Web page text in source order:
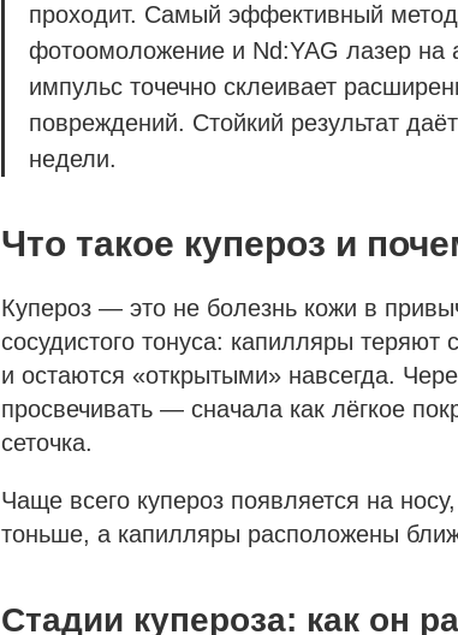
проходит. Самый эффективный
фотоомоложение и Nd:YAG лазер на
импульс точечно склеивает
повреждений. Стойкий результат
недели.
Что такое купероз и
Купероз — это не болезнь кожи в
сосудистого тонуса: капилляры теряют
и остаются «открытыми» навсегда.
просвечивать — сначала как лёгкое
сеточка.
Чаще всего купероз появляется на
тоньше, а капилляры расположены
Стадии купероза: как он